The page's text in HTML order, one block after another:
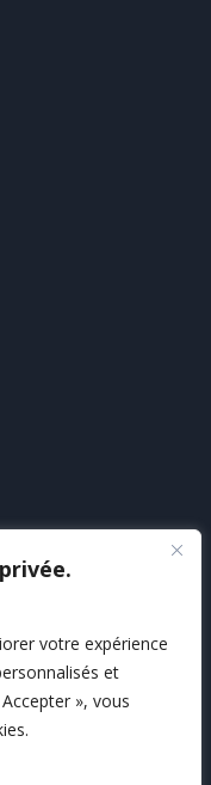
votre expérience
et
», vous
légales